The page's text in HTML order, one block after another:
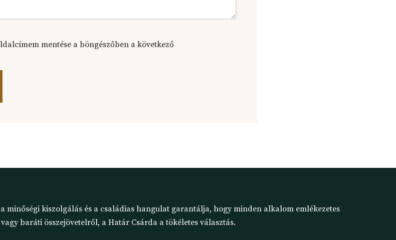
mentése a böngészőben a következő
kiszolgálás és a családias hangulat garantálja, hogy minden alkalom emlékezetes
baráti összejövetelről, a Határ Csárda a tökéletes választás.